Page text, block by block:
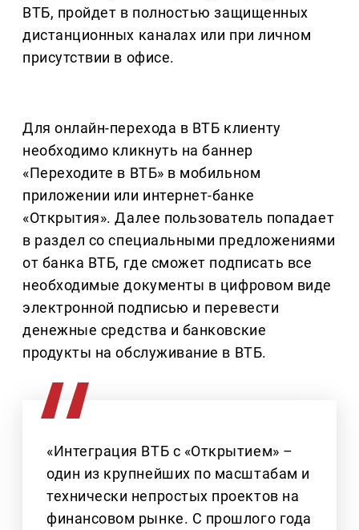
ВТБ, пройдет в полностью защищенных
дистанционных каналах или при личном
присутствии в офисе.
Для онлайн-перехода в ВТБ клиенту
необходимо кликнуть на баннер
«Переходите в ВТБ» в мобильном
приложении или интернет-банке
«Открытия». Далее пользователь попадает
в раздел со специальными предложениями
от банка ВТБ, где сможет подписать все
необходимые документы в цифровом виде
электронной подписью и перевести
денежные средства и банковские
продукты на обслуживание в ВТБ.
«Интеграция ВТБ с «Открытием» –
один из крупнейших по масштабам и
технически непростых проектов на
финансовом рынке. С прошлого года